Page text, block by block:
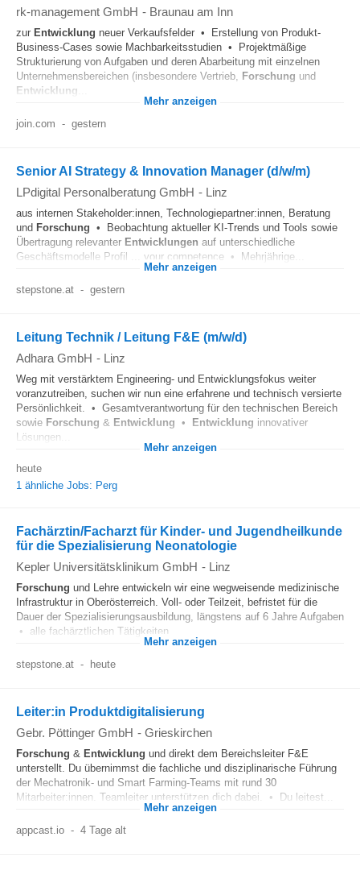
rk-management GmbH - Braunau am Inn
zur Entwicklung neuer Verkaufsfelder • Erstellung von Produkt-
Business-Cases sowie Machbarkeitsstudien • Projektmäßige
Strukturierung von Aufgaben und deren Abarbeitung mit einzelnen
Unternehmensbereichen (insbesondere Vertrieb, Forschung und
Entwicklung
Mehr anzeigen
join.com - gestern
Senior AI Strategy & Innovation Manager (d/w/m)
LPdigital Personalberatung GmbH - Linz
aus internen Stakeholder:innen, Technologiepartner:innen, Beratung
und Forschung • Beobachtung aktueller KI-Trends und Tools sowie
Übertragung relevanter Entwicklungen auf unterschiedliche
Geschäftsmodelle Profil ... your competence • Mehrjährige...
Mehr anzeigen
stepstone.at - gestern
Leitung Technik / Leitung F&E (m/w/d)
Adhara GmbH - Linz
Weg mit verstärktem Engineering- und Entwicklungsfokus weiter
voranzutreiben, suchen wir nun eine erfahrene und technisch versierte
Persönlichkeit. • Gesamtverantwortung für den technischen Bereich
sowie Forschung & Entwicklung • Entwicklung innovativer
Lösungen...
Mehr anzeigen
heute
1 ähnliche Jobs: Perg
Fachärztin/Facharzt für Kinder- und Jugendheilkunde
für die Spezialisierung Neonatologie
Kepler Universitätsklinikum GmbH - Linz
Forschung und Lehre entwickeln wir eine wegweisende medizinische
Infrastruktur in Oberösterreich. Voll- oder Teilzeit, befristet für die
Dauer der Spezialisierungsausbildung, längstens auf 6 Jahre Aufgaben
• alle fachärztlichen Tätigkeiten...
Mehr anzeigen
stepstone.at - heute
Leiter:in Produktdigitalisierung
Gebr. Pöttinger GmbH - Grieskirchen
Forschung & Entwicklung und direkt dem Bereichsleiter F&E
unterstellt. Du übernimmst die fachliche und disziplinarische Führung
der Mechatronik- und Smart Farming-Teams mit rund 30
Mitarbeiter:innen. Teamleiter unterstützen dich dabei. • Du leitest...
Mehr anzeigen
appcast.io - 4 Tage alt